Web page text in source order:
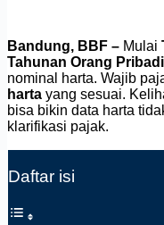
Bandung, BBF – Mulai
Tahunan Orang Pribadi
nominal harta. Wajib
harta yang sesuai.
bisa bikin data harta
klarifikasi pajak.
Daftar isi